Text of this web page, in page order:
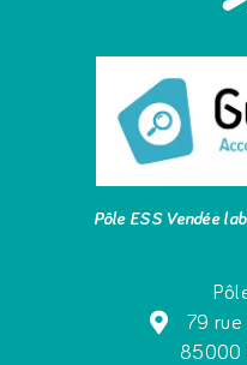
Pôle ESS Vendée
79 rue
85000